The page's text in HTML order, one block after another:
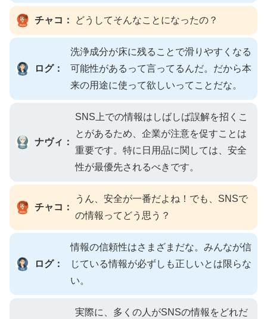
チャコ： どうしてそんなことになったの？
ログ：
洗浄成分が床に残ることで滑りやすくなる
可能性があるって言ってるんだ。だから本
来の用途に使って欲しいってことだな。
ナヴィ：
SNS上での情報はしばしば誤解を招くこ
とがあるため、企業が注意を促すことは
重要です。特に日用品に関しては、安全
性が最優先されるべきです。
チャコ：
うん、安全が一番だよね！でも、SNSで
の情報ってどう思う？
ログ：
情報の信頼性はさまざまだな。みんなが信
じている情報が必ずしも正しいとは限らな
い。
実際に、多くの人がSNSの情報をどれだ